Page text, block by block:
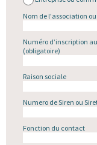
Nom de l'association
Numéro d’inscription
(obligatoire)
Raison sociale
Numero de Siren ou
Fonction du contact